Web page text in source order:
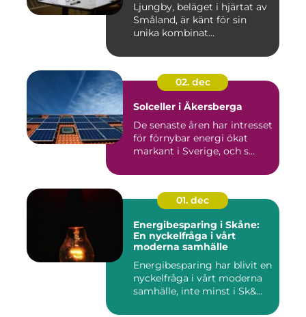
Ljungby, beläget i hjärtat av
Småland, är känt för sin
unika kombinat...
02. dec
Solceller i Åkersberga
De senaste åren har intresset
för förnybar energi ökat
markant i Sverige, och s...
01. dec
Energibesparing i Skåne:
En nyckelfråga i vårt
moderna samhälle
Energibesparing har blivit en
nyckelfråga i vårt moderna
samhälle, inte minst i Sk&...